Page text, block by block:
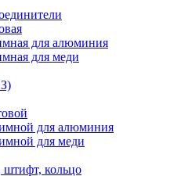
для алюминия
для меди
для алюминия
для меди
штифт, кольцо